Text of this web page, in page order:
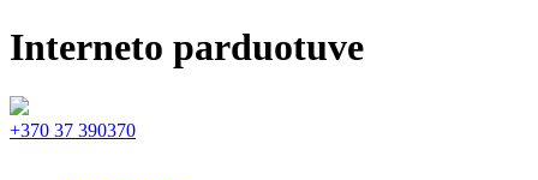
Interneto parduotuve
+370 37 390370